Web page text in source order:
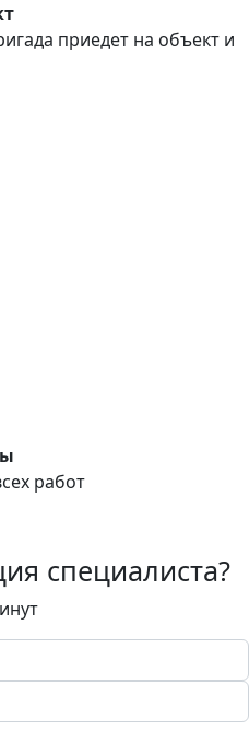
приедет на объект и
работ
специалиста?